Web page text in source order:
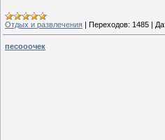
Отдых и развлечения | Переходов: 1485 |
песооочек